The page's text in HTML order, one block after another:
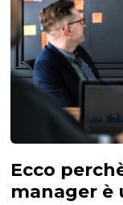
Ecco
manager è